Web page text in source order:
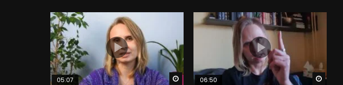
Watch Later
05:07 06:50